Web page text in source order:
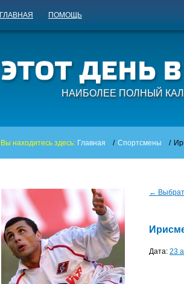
ГЛАВНАЯ ПОМОЩЬ
НАИБОЛЕЕ ПОЛНЫЙ
Вы находитесь здесь: Главная / Спортсмены /
←
Дата: 23